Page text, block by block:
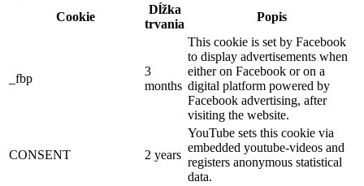
Cookie
Dĺžka
trvania
Popis
_fbp
3
months
This cookie is set by Facebook
to display advertisements when
either on Facebook or on a
digital platform powered by
Facebook advertising, after
visiting the website.
CONSENT 2 years
YouTube sets this cookie via
embedded youtube-videos and
registers anonymous statistical
data.